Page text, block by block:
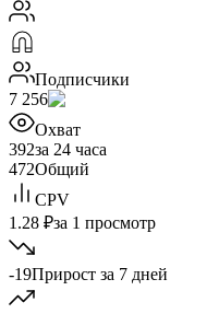
Подписчики
7 256
Охват
392за 24 часа
472Общий
CPV
1.28 ₽за 1 просмотр
-19Прирост за 7 дней